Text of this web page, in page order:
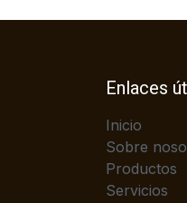
Enlaces
Inicio
Sobre
Productos
Servicios